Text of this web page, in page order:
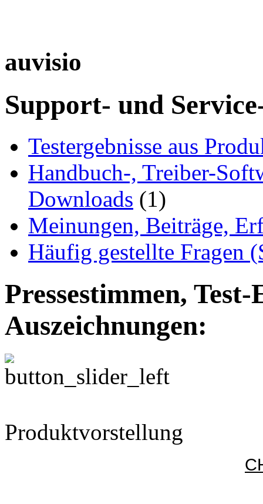
auvisio
Support- und
Testergebnisse aus
Handbuch-, Treiber-
Downloads (1)
Meinungen, Beiträge,
Häufig gestellte Fragen
Pressestimmen,
Auszeichnungen:
Produktvorstellung